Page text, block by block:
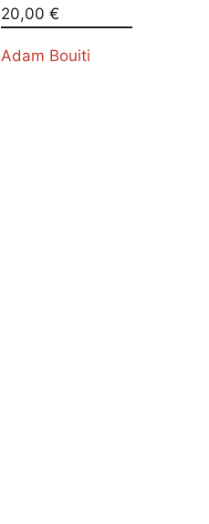
20,00 €
Adam Bouiti